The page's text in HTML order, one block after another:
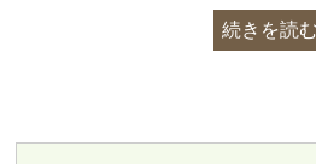
続きを読む